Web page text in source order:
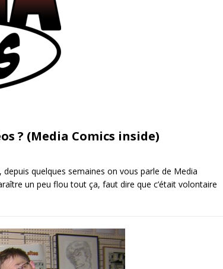
? (Media Comics inside)
quelques semaines on vous parle de Media
un peu flou tout ça, faut dire que c’était volontaire